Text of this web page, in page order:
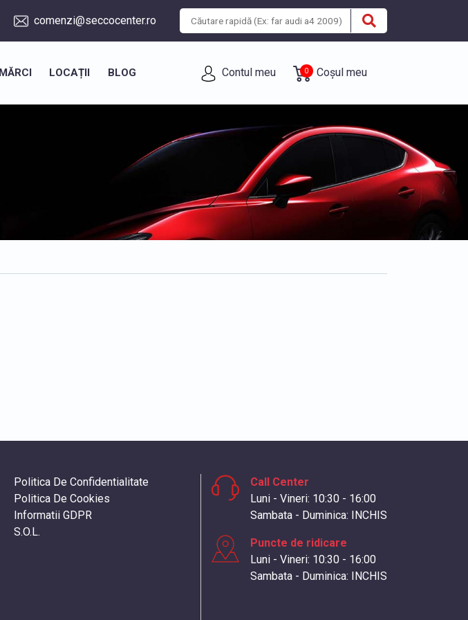
comenzi@seccocenter.ro
MĂRCI LOCAȚII BLOG Contul meu 0 Coșul meu
Politica De Confidentialitate
Politica De Cookies
Informatii GDPR
S.O.L.
Call Center
Luni - Vineri: 10:30 - 16:00
Sambata - Duminica: INCHIS
Puncte de ridicare
Luni - Vineri: 10:30 - 16:00
Sambata - Duminica: INCHIS